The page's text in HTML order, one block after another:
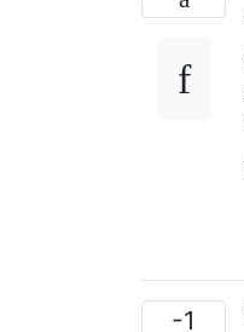
-1